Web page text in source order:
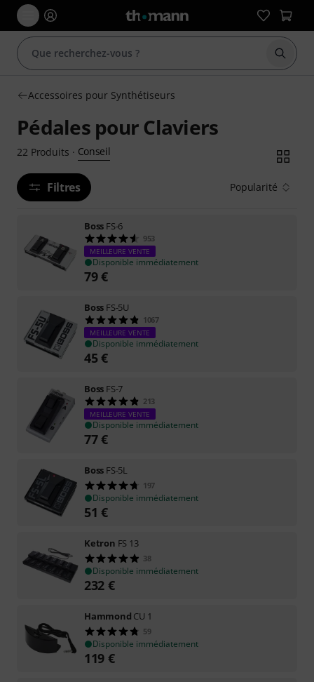
Accessoires pour Synthétiseurs
Pédales pour Claviers
22 Produits · Conseil
Filtres Popularité
Boss FS-6
953
MEILLEURE VENTE
Disponible immédiatement
79€
Boss FS-5U
1067
MEILLEURE VENTE
Disponible immédiatement
45€
Boss FS-7
213
MEILLEURE VENTE
Disponible immédiatement
77€
Boss FS-5L
197
Disponible immédiatement
51 €
Ketron FS 13
38
Disponible immédiatement
232 €
Hammond CU 1
59
Disponible immédiatement
119 €